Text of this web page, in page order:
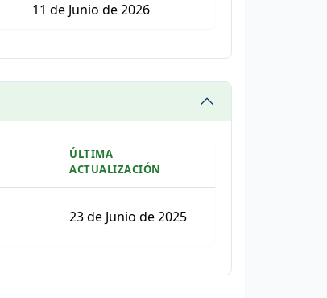
11 de Junio de 2026
ÚLTIMA
ACTUALIZACIÓN
23 de Junio de 2025